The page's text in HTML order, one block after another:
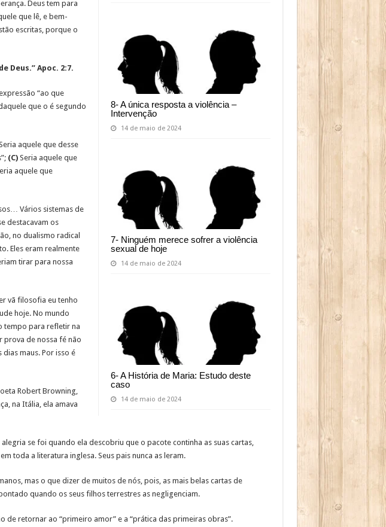
8- A única resposta a violência –
Intervenção
14 de maio de 2024
7- Ninguém merece sofrer a violência
sexual de hoje
14 de maio de 2024
6- A História de Maria: Estudo deste
caso
14 de maio de 2024
Deus tem para
que lê, e bem-
escritas, porque o
Deus.” Apoc. 2:7.
“ao que
que o é segundo
aquele que desse
(C)Seria aquele que
aquele que
Vários sistemas de
destacavam os
no dualismo radical
Eles eram realmente
tirar para nossa
vã filosofia eu tenho
hoje. No mundo
tempo para refletir na
prova de nossa fé não
maus. Por isso é
Robert Browning,
na Itália, ela amava
se foi quando ela descobriu que o pacote continha as suas cartas,
toda a literatura inglesa. Seus pais nunca as leram.
mas o que dizer de muitos de nós, pois, as mais belas cartas de
quando os seus filhos terrestres as negligenciam.
retornar ao “primeiro amor” e a “prática das primeiras obras”.